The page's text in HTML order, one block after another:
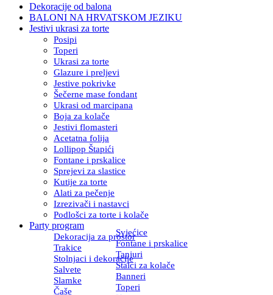
Dekoracije od balona
BALONI NA HRVATSKOM JEZIKU
Jestivi ukrasi za torte
Posipi
Toperi
Ukrasi za torte
Glazure i preljevi
Jestive pokrivke
Šečerne mase fondant
Ukrasi od marcipana
Boja za kolače
Jestivi flomasteri
Acetatna folija
Lollipop Štapići
Fontane i prskalice
Sprejevi za slastice
Kutije za torte
Alati za pečenje
Izrezivači i nastavci
Podlošci za torte i kolače
Party program
Dekoracija za prostor
Svjećice
Trakice
Fontane i prskalice
Stolnjaci i dekoracije
Tanjuri
Salvete
Stalci za kolače
Slamke
Banneri
Čaše
Toperi